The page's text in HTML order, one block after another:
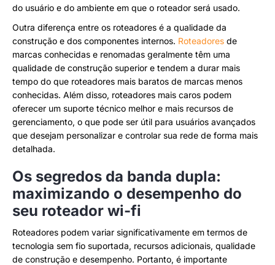
do usuário e do ambiente em que o roteador será usado.
Outra diferença entre os roteadores é a qualidade da
construção e dos componentes internos. Roteadores de
marcas conhecidas e renomadas geralmente têm uma
qualidade de construção superior e tendem a durar mais
tempo do que roteadores mais baratos de marcas menos
conhecidas. Além disso, roteadores mais caros podem
oferecer um suporte técnico melhor e mais recursos de
gerenciamento, o que pode ser útil para usuários avançados
que desejam personalizar e controlar sua rede de forma mais
detalhada.
Os segredos da banda dupla:
maximizando o desempenho do
seu roteador wi-fi
Roteadores podem variar significativamente em termos de
tecnologia sem fio suportada, recursos adicionais, qualidade
de construção e desempenho. Portanto, é importante